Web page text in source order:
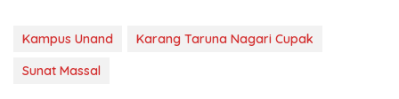
Kampus Unand
Karang Taruna Nagari Cupak
Sunat Massal